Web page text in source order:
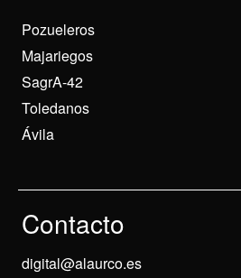
Pozueleros
Majariegos
SagrA-42
Toledanos
Ávila
Contacto
digital@alaurco.es